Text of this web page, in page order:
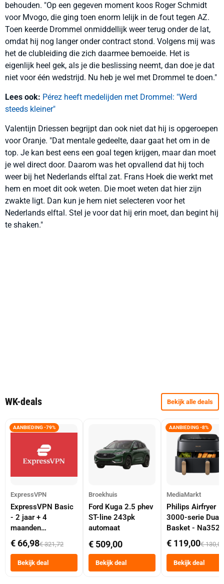
behouden. "Op een gegeven moment koos Roger Schmidt
voor Mvogo, die ging toen enorm lelijk in de fout tegen AZ.
Toen keerde Drommel onmiddellijk weer terug onder de lat,
omdat hij nog langer onder contract stond. Volgens mij was
het de clubleiding die zich daarmee bemoeide. Het is
eigenlijk heel gek, als je die beslissing neemt, dan doe je dat
niet voor één wedstrijd. Nu heb je wel met Drommel te doen."
Lees ook: Pérez heeft medelijden met Drommel: "Werd
steeds kleiner"
Valentijn Driessen begrijpt dan ook niet dat hij is opgeroepen
voor Oranje. "Dat mentale gedeelte, daar gaat het om in de
top. Je kan best eens een goal tegen krijgen, maar dan moet
je wel direct door. Daarom was het opvallend dat hij toch
weer bij het Nederlands elftal zat. Frans Hoek die werkt met
hem en moet dit ook weten. Die moet weten dat hier zijn
zwakte ligt. Dan kun je hem niet selecteren voor het
Nederlands elftal. Stel je voor dat hij erin moet, dan begint hij
te shaken."
WK-deals Bekijk alle deals
AANBIEDING -79%
ExpressVPN
ExpressVPN Basic
- 2 jaar + 4
maanden
abonnement
€ 66,98€ 321,72
Bekijk deal
Broekhuis
Ford Kuga 2.5 phev
ST-line 243pk
automaat
€ 509,00
Bekijk deal
AANBIEDING -8%
MediaMarkt
Philips Airfryer
3000-serie Dual
Basket -
Dubbele Mand 9
Tot 6 Personen
Heteluchtfriteuse
Zwart
€ 119,00€ 130,00
Bekijk deal